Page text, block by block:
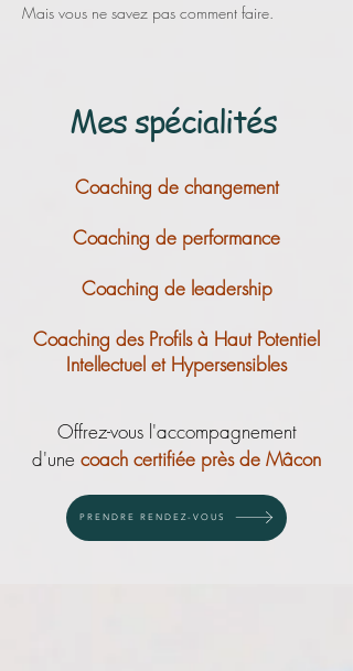
Mais vous ne savez pas comment faire.
Coaching de changement
Coaching de performance
Coaching de leadership
Coaching des Profils à Haut Potentiel
Intellectuel et Hypersensibles
Mes spécialités
Offrez-vous l'accompagnement
d'une coach certifiée près de Mâcon
PRENDRE RENDEZ-VOUS